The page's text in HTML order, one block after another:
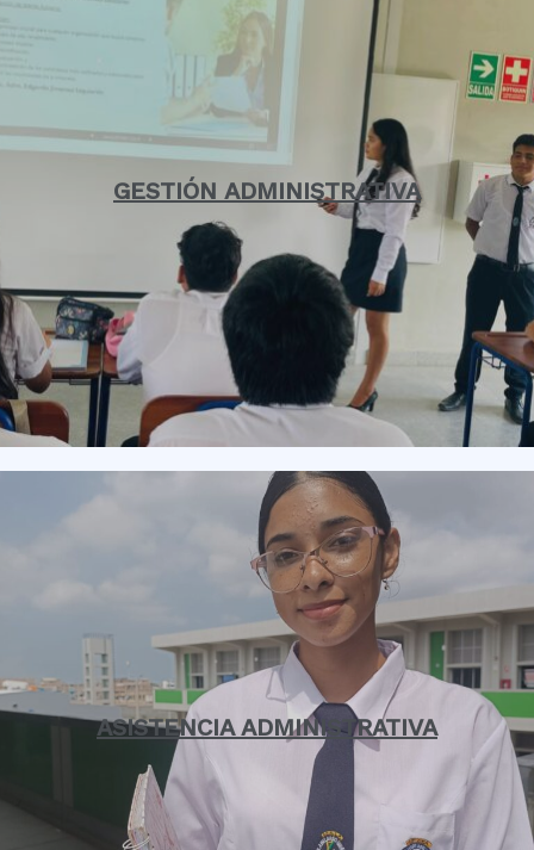
GESTIÓN ADMINISTRATIVA
ASISTENCIA ADMINISTRATIVA